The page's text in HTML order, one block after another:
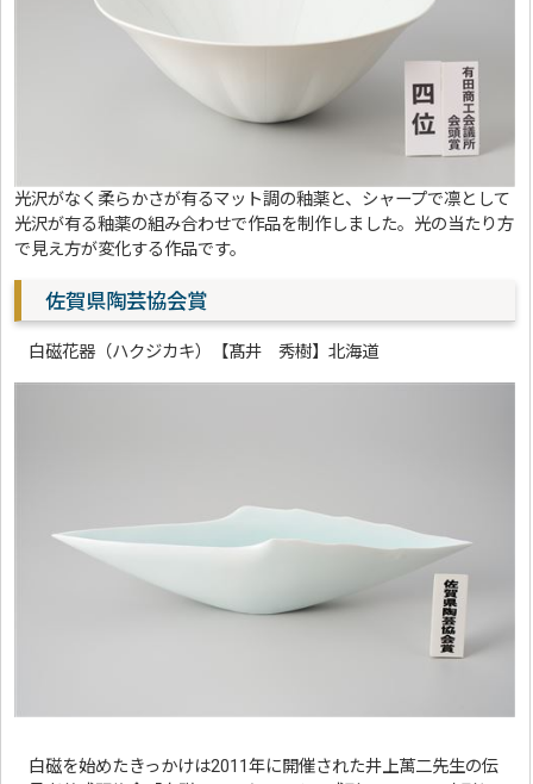
光沢がなく柔らかさが有るマット調の釉薬と、シャープで凛として
光沢が有る釉薬の組み合わせで作品を制作しました。光の当たり方
で見え方が変化する作品です。
佐賀県陶芸協会賞
白磁花器（ハクジカキ）【髙井 秀樹】北海道
白磁を始めたきっかけは2011年に開催された井上萬二先生の伝